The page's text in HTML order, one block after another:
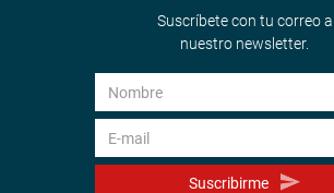
Suscríbete con tu correo a
nuestro newsletter.
Suscribirme